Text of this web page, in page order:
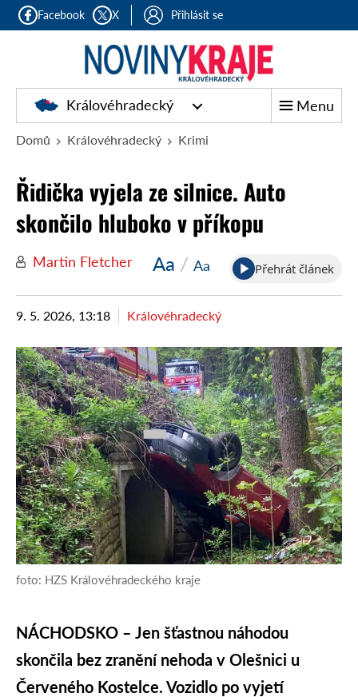
Facebook X Přihlásit se
Královéhradecký Menu
Domů Královéhradecký Krimi
Řidička vyjela ze silnice. Auto
skončilo hluboko v příkopu
Martin Fletcher Aa / Aa Přehrát článek
9. 5. 2026, 13:18 Královéhradecký
foto: HZS Královéhradeckého kraje
NÁCHODSKO – Jen šťastnou náhodou
skončila bez zranění nehoda v Olešnici u
Červeného Kostelce. Vozidlo po vyjetí